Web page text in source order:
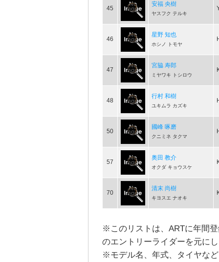
45
安福 央樹
ヤスフク テルキ
46
星野 知也
ホシノ トモヤ
47
宮脇 寿郎
ミヤワキ トシロウ
48
行村 和樹
ユキムラ カズキ
50
國峰 啄磨
クニミネ タクマ
57
奥田 教介
オクダ キョウスケ
70
清末 尚樹
キヨスエ ナオキ
※このリストは、ARTに年間
のエントリーライダーを元に
※モデル名、年式、タイヤな